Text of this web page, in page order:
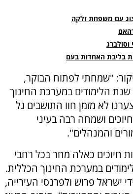
עם משפחת זלקה
בליבת האחדות בעם
"שמחתי לפתוח הבוקר,
הלימודים במערכת החינוך
לא מזמן חוו התושבים גל
ושמחה רבה בעיני
והמנהלים".
חיוכים כאלה מחר בכל רחבי
במערכת החינוך הכללית.
ישראל פרוש ולפרנסי העירייה,